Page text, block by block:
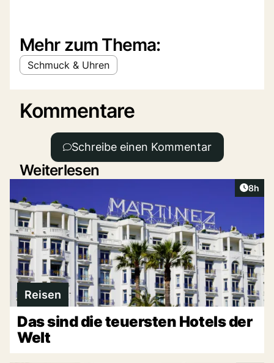
Mehr zum Thema:
Schmuck & Uhren
Kommentare
Schreibe einen Kommentar
Weiterlesen
8h
Reisen
Das sind die teuersten Hotels der
Welt